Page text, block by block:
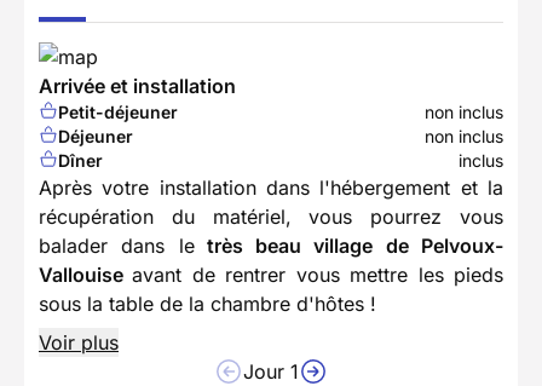
Arrivée et installation
Petit-déjeuner
non inclus
Déjeuner
non inclus
Dîner
inclus
Après votre installation dans l'hébergement et la
récupération du matériel, vous pourrez vous
balader dans letrès beau village de Pelvoux-
Vallouiseavant de rentrer vous mettre les pieds
sous la table de la chambre d'hôtes !
Voir plus
Jour 1